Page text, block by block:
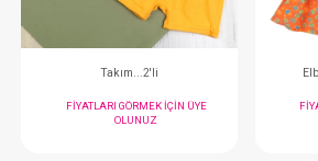
Salopet
OLUNUZ